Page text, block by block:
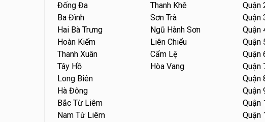
Đống Đa
Ba Đình
Hai Bà Trưng
Hoàn Kiếm
Thanh Xuân
Tây Hồ
Long Biên
Hà Đông
Bắc Từ Liêm
Nam Từ Liêm
Thanh Khê
Sơn Trà
Ngũ Hành Sơn
Liên Chiểu
Cẩm Lệ
Hòa Vang
Quận
Quận
Quận
Quận
Quận
Quận
Quận
Quận
Quận
Quận